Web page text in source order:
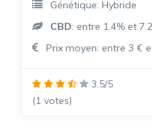
Génétique: Hybride
CBD: entre 1.4% et
Prix moyen: entre 3 €
3.5/5
(1 votes)